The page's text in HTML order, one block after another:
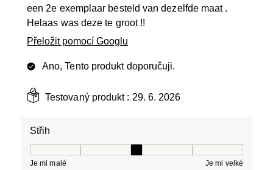
een 2e exemplaar besteld van dezelfde maat .
Helaas was deze te groot !!
Přeložit pomocí Googlu
Ano, Tento produkt doporučuji.
Testovaný produkt : 29. 6. 2026
Střih
Je mi malé Je mi velké